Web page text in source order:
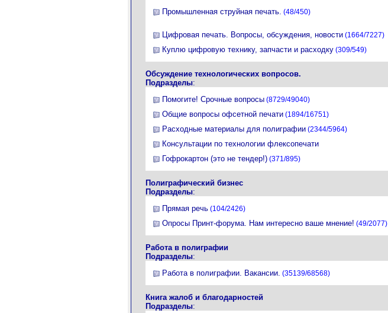
Промышленная струйная печать. (48/450)
Цифровая печать. Вопросы, обсуждения, новости (1664/7227)
Куплю цифровую технику, запчасти и расходку (309/549)
Обсуждение технологических вопросов.
Подразделы:
Помогите! Срочные вопросы (8729/49040)
Общие вопросы офсетной печати (1894/16751)
Расходные материалы для полиграфии (2344/5964)
Консультации по технологии флексопечати
Гофрокартон (это не тендер!) (371/895)
Полиграфический бизнес
Подразделы:
Прямая речь (104/2426)
Опросы Принт-форума. Нам интересно ваше мнение! (49/2077)
Работа в полиграфии
Подразделы:
Работа в полиграфии. Вакансии. (35139/68568)
Книга жалоб и благодарностей
Подразделы: